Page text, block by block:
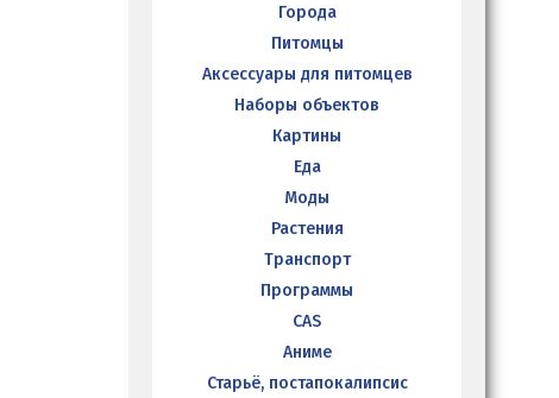
Города
Питомцы
Аксессуары для питомцев
Наборы объектов
Картины
Еда
Моды
Растения
Транспорт
Программы
CAS
Аниме
Старьё, постапокалипсис